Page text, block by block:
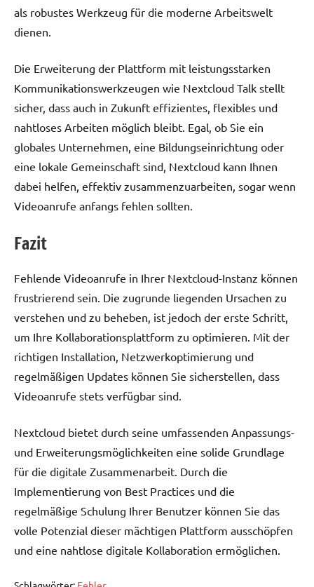
als robustes Werkzeug für die moderne Arbeitswelt
dienen.
Die Erweiterung der Plattform mit leistungsstarken
Kommunikationswerkzeugen wie Nextcloud Talk stellt
sicher, dass auch in Zukunft effizientes, flexibles und
nahtloses Arbeiten möglich bleibt. Egal, ob Sie ein
globales Unternehmen, eine Bildungseinrichtung oder
eine lokale Gemeinschaft sind, Nextcloud kann Ihnen
dabei helfen, effektiv zusammenzuarbeiten, sogar wenn
Videoanrufe anfangs fehlen sollten.
Fazit
Fehlende Videoanrufe in Ihrer Nextcloud-Instanz können
frustrierend sein. Die zugrunde liegenden Ursachen zu
verstehen und zu beheben, ist jedoch der erste Schritt,
um Ihre Kollaborationsplattform zu optimieren. Mit der
richtigen Installation, Netzwerkoptimierung und
regelmäßigen Updates können Sie sicherstellen, dass
Videoanrufe stets verfügbar sind.
Nextcloud bietet durch seine umfassenden Anpassungs-
und Erweiterungsmöglichkeiten eine solide Grundlage
für die digitale Zusammenarbeit. Durch die
Implementierung von Best Practices und die
regelmäßige Schulung Ihrer Benutzer können Sie das
volle Potenzial dieser mächtigen Plattform ausschöpfen
und eine nahtlose digitale Kollaboration ermöglichen.